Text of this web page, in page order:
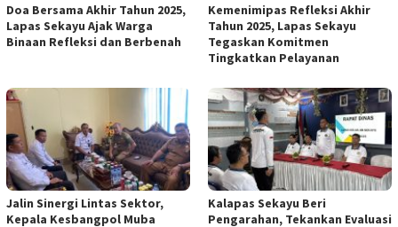
Doa Bersama Akhir Tahun 2025,
Lapas Sekayu Ajak Warga
Binaan Refleksi dan Berbenah
Kemenimipas Refleksi Akhir
Tahun 2025, Lapas Sekayu
Tegaskan Komitmen
Tingkatkan Pelayanan
Jalin Sinergi Lintas Sektor,
Kepala Kesbangpol Muba
Kalapas Sekayu Beri
Pengarahan, Tekankan Evaluasi